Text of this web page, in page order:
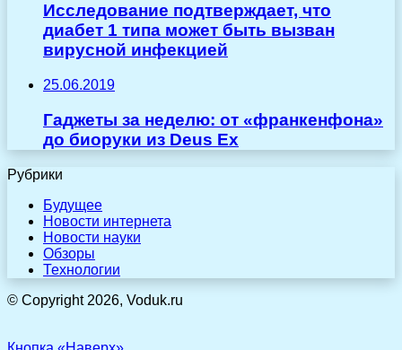
Исследование подтверждает, что
диабет 1 типа может быть вызван
вирусной инфекцией
25.06.2019
Гаджеты за неделю: от «франкенфона»
до биоруки из Deus Ex
Рубрики
Будущее
Новости интернета
Новости науки
Обзоры
Технологии
© Copyright 2026, Voduk.ru